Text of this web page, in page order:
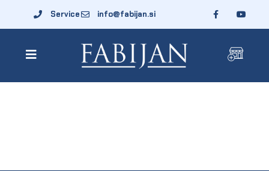
Service info@fabijan.si